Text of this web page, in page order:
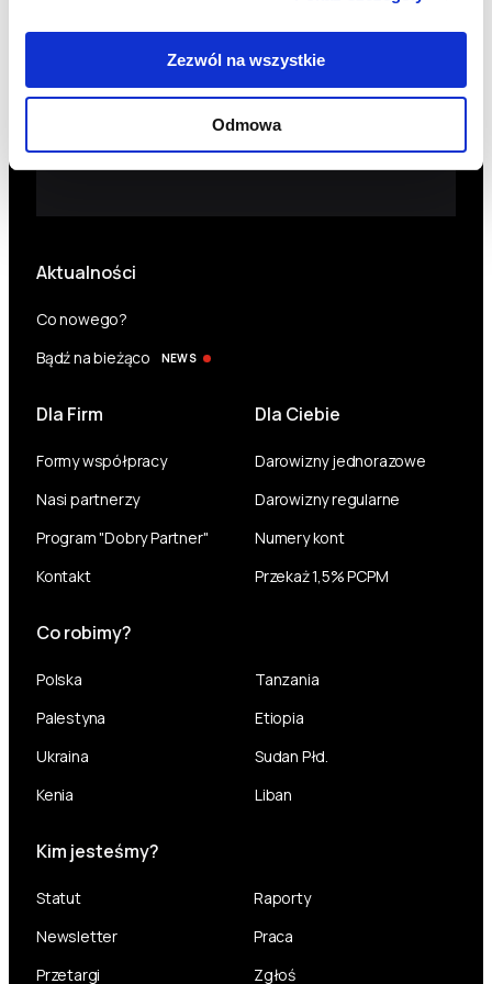
Zezwól na wszystkie
Odmowa
przetwarzania, przeniesienia danych oraz wycofania zgody (co
nie wpływa na legalność przetwarzania dokonanego przed
wycofaniem zgody). Szczegóły dotyczące danych osobowych
znajdziesz wPolityce Prywatności.
Aktualności
Co nowego?
Bądź na bieżąco
NEWS
Dla Firm
Formy współpracy
Nasi partnerzy
Program "Dobry Partner"
Kontakt
Dla Ciebie
Darowizny jednorazowe
Darowizny regularne
Numery kont
Przekaż 1,5% PCPM
Co robimy?
Polska
Palestyna
Ukraina
Kenia
Tanzania
Etiopia
Sudan Płd.
Liban
Kim jesteśmy?
Statut
Raporty
Newsletter
Praca
Przetargi
Zgłoś